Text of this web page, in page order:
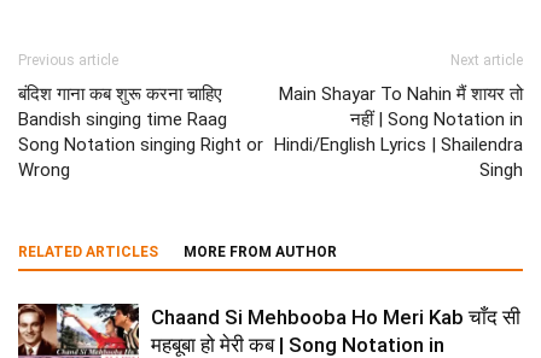
Previous article
बंदिश गाना कब शुरू करना चाहिए
Bandish singing time Raag
Song Notation singing Right or
Wrong
Next article
Main Shayar To Nahin मैं शायर तो
नहीं | Song Notation in
Hindi/English Lyrics | Shailendra
Singh
RELATED ARTICLES MORE FROM AUTHOR
Chaand Si Mehbooba Ho Meri Kab चाँद सी
महबूबा हो मेरी कब | Song Notation in